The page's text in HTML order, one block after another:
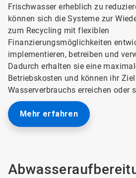
Frischwasser erheblich zu
können sich die Systeme zur
zum Recycling mit flexiblen
Finanzierungsmöglichkeiten
implementieren, betreiben und
Dadurch erhalten sie eine
Betriebskosten und können ihr
Wasserverbrauchs erreichen oder
Mehr erfahren